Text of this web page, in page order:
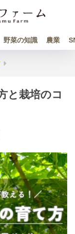
野菜の知識 農業
と栽培のコ